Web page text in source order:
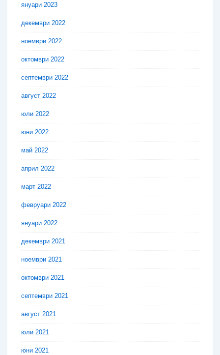
януари 2023
декември 2022
ноември 2022
октомври 2022
септември 2022
август 2022
юли 2022
юни 2022
май 2022
април 2022
март 2022
февруари 2022
януари 2022
декември 2021
ноември 2021
октомври 2021
септември 2021
август 2021
юли 2021
юни 2021